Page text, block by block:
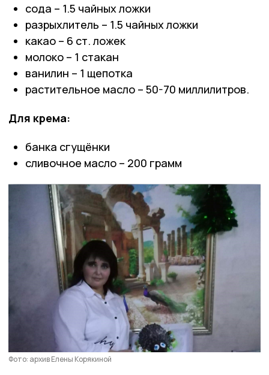
сода – 1.5 чайных ложки
разрыхлитель – 1.5 чайных ложки
какао – 6 ст. ложек
молоко – 1 стакан
ванилин – 1 щепотка
растительное масло – 50-70 миллилитров.
Для крема:
банка сгущёнки
сливочное масло – 200 грамм
Фото: архив Елены Корякиной